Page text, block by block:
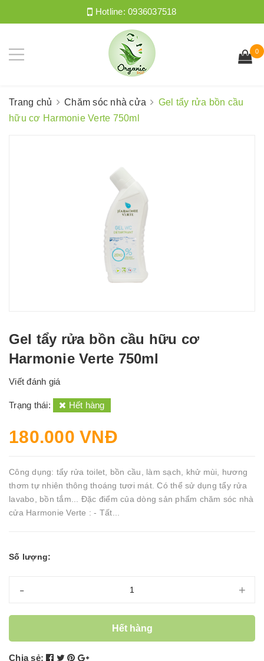
Hotline:0936037518
0
Trang chủ Chăm sóc nhà cửa
Gel tẩy rửa bồn cầu
hữu cơ Harmonie Verte 750ml
Gel tẩy rửa bồn cầu hữu cơ
Harmonie Verte 750ml
Viết đánh giá
Trạng thái: Hết hàng
180.000 VNĐ
Công dụng: tẩy rửa toilet, bồn cầu, làm sạch, khử mùi, hương
thơm tự nhiên thông thoáng tươi mát. Có thể sử dụng tẩy rửa
lavabo, bồn tắm... Đặc điểm của dòng sản phẩm chăm sóc nhà
cửa Harmonie Verte : - Tất...
Số lượng:
- +
Hết hàng
Chia sẻ: